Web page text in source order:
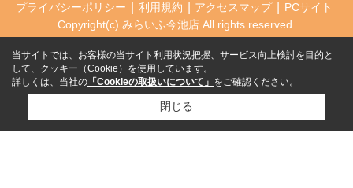
プライバシーポリシー 利用規約 アクセスマップ
PCサイト
Copyright(c) みらいふ今池店 All rights reserved.
当サイトでは、お客様の当サイト利用状況把握、サービス向上検討を目的と
して、クッキー（Cookie）を使用しています。
詳しくは、当社の 「Cookieの取扱いについて」 をご確認ください。
閉じる